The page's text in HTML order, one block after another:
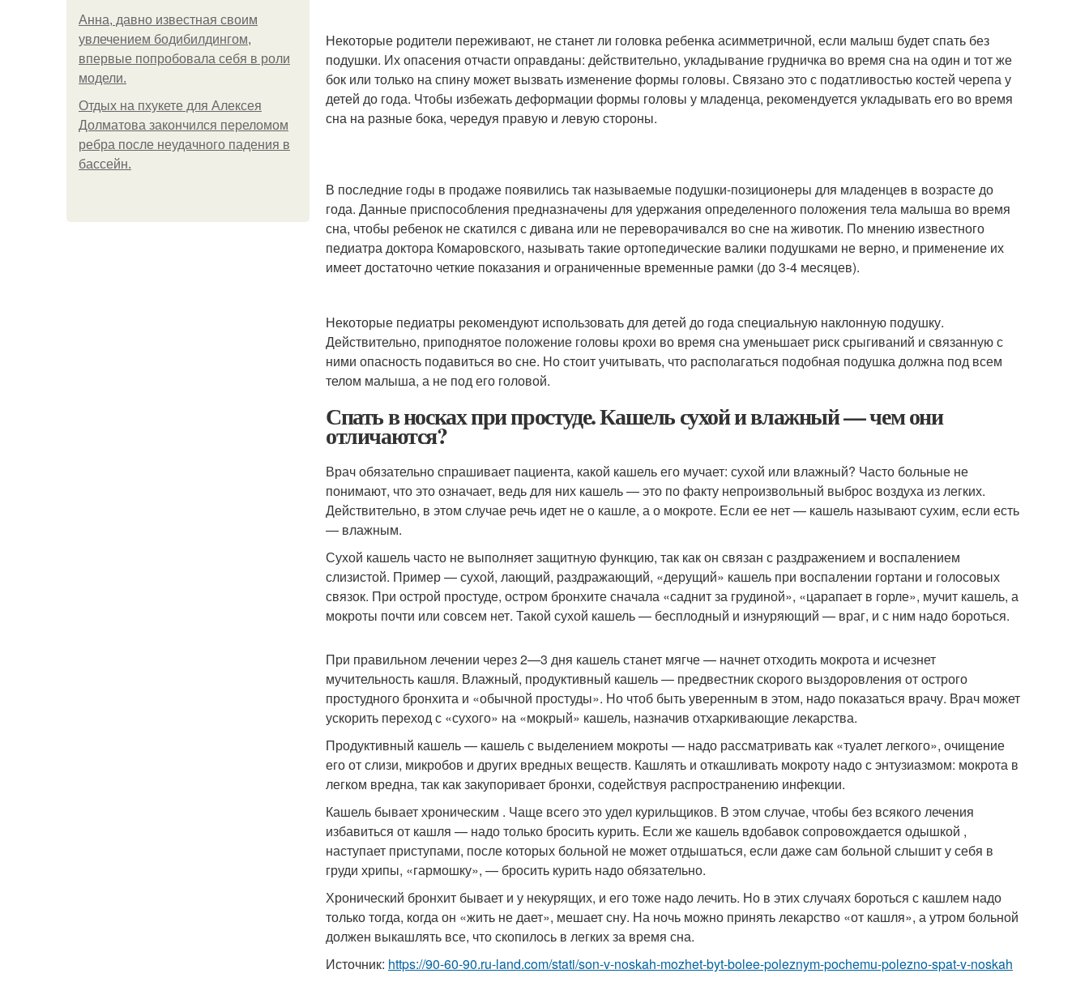
Анна, давно известная своим
увлечением бодибилдингом,
впервые попробовала себя в роли
модели.
Отдых на пхукете для Алексея
Долматова закончился переломом
ребра после неудачного падения в
бассейн.
Некоторые родители переживают, не станет ли головка ребенка асимметричной, если малыш будет спать без
подушки. Их опасения отчасти оправданы: действительно, укладывание грудничка во время сна на один и тот же
бок или только на спину может вызвать изменение формы головы. Связано это с податливостью костей черепа у
детей до года. Чтобы избежать деформации формы головы у младенца, рекомендуется укладывать его во время
сна на разные бока, чередуя правую и левую стороны.
В последние годы в продаже появились так называемые подушки-позиционеры для младенцев в возрасте до
года. Данные приспособления предназначены для удержания определенного положения тела малыша во время
сна, чтобы ребенок не скатился с дивана или не переворачивался во сне на животик. По мнению известного
педиатра доктора Комаровского, называть такие ортопедические валики подушками не верно, и применение их
имеет достаточно четкие показания и ограниченные временные рамки (до 3-4 месяцев).
Некоторые педиатры рекомендуют использовать для детей до года специальную наклонную подушку.
Действительно, приподнятое положение головы крохи во время сна уменьшает риск срыгиваний и связанную с
ними опасность подавиться во сне. Но стоит учитывать, что располагаться подобная подушка должна под всем
телом малыша, а не под его головой.
Спать в носках при простуде. Кашель сухой и влажный — чем они
отличаются?
Врач обязательно спрашивает пациента, какой кашель его мучает: сухой или влажный? Часто больные не
понимают, что это означает, ведь для них кашель — это по факту непроизвольный выброс воздуха из легких.
Действительно, в этом случае речь идет не о кашле, а о мокроте. Если ее нет — кашель называют сухим, если есть
— влажным.
Сухой кашель часто не выполняет защитную функцию, так как он связан с раздражением и воспалением
слизистой. Пример — сухой, лающий, раздражающий, «дерущий» кашель при воспалении гортани и голосовых
связок. При острой простуде, остром бронхите сначала «саднит за грудиной», «царапает в горле», мучит кашель, а
мокроты почти или совсем нет. Такой сухой кашель — бесплодный и изнуряющий — враг, и с ним надо бороться.
При правильном лечении через 2—3 дня кашель станет мягче — начнет отходить мокрота и исчезнет
мучительность кашля. Влажный, продуктивный кашель — предвестник скорого выздоровления от острого
простудного бронхита и «обычной простуды». Но чтоб быть уверенным в этом, надо показаться врачу. Врач может
ускорить переход с «сухого» на «мокрый» кашель, назначив отхаркивающие лекарства.
Продуктивный кашель — кашель с выделением мокроты — надо рассматривать как «туалет легкого», очищение
его от слизи, микробов и других вредных веществ. Кашлять и откашливать мокроту надо с энтузиазмом: мокрота в
легком вредна, так как закупоривает бронхи, содействуя распространению инфекции.
Кашель бывает хроническим . Чаще всего это удел курильщиков. В этом случае, чтобы без всякого лечения
избавиться от кашля — надо только бросить курить. Если же кашель вдобавок сопровождается одышкой ,
наступает приступами, после которых больной не может отдышаться, если даже сам больной слышит у себя в
груди хрипы, «гармошку», — бросить курить надо обязательно.
Хронический бронхит бывает и у некурящих, и его тоже надо лечить. Но в этих случаях бороться с кашлем надо
только тогда, когда он «жить не дает», мешает сну. На ночь можно принять лекарство «от кашля», а утром больной
должен выкашлять все, что скопилось в легких за время сна.
Источник: https://90-60-90.ru-land.com/stati/son-v-noskah-mozhet-byt-bolee-poleznym-pochemu-polezno-spat-v-noskah